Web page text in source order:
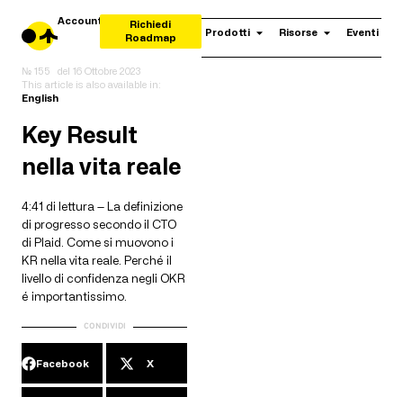
Prodotti Risorse Eventi
Account
Richiedi
Roadmap
№ 155 del 16 Ottobre 2023
This article is also available in:
English
Key Result
nella vita reale
4:41 di lettura — La definizione
di progresso secondo il CTO
di Plaid. Come si muovono i
KR nella vita reale. Perché il
livello di confidenza negli OKR
é importantissimo.
CONDIVIDI
Facebook X